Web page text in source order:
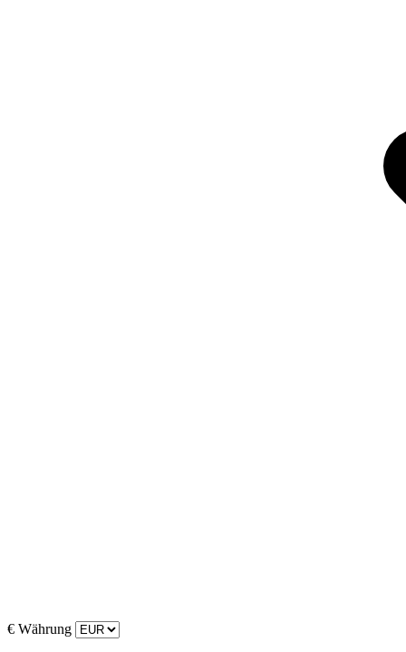
€ Währung